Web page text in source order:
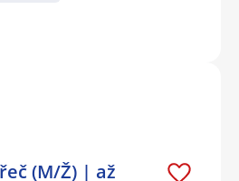
(M/Ž) | až